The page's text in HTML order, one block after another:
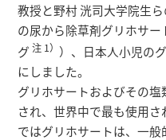
名古屋大学
名古屋大学基金
研究者総覧
教授と野村 洸司大学院生
の尿から除草剤グリホサ
グ 注 1） ）、日本人小児の
にしました。
グリホサートおよびその
され、世界中で最も使用
ではグリホサートは、一